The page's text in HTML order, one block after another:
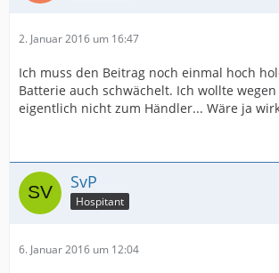
2. Januar 2016 um 16:47
Ich muss den Beitrag noch einmal hoch
Batterie auch schwächelt. Ich wollte
eigentlich nicht zum Händler... Wäre ja
SvP
Hospitant
6. Januar 2016 um 12:04